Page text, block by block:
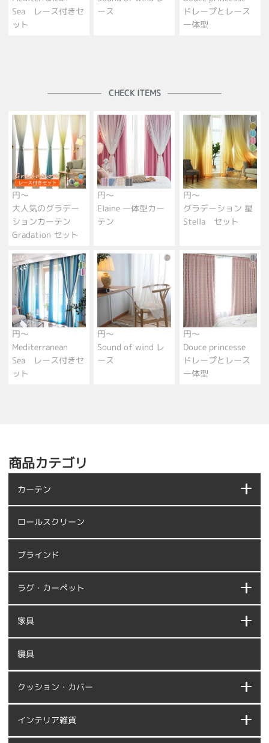
Sea レース付きセ
ット
ース
ドレープとレース
一体型
CHECK ITEMS
円～
大人気のグラデー
ションカーテン
Gradation セット
円～
Elaine 一体型カー
テン
円～
グラデーション 星
Stella セット
円～
Mediterranean
Sea レース付きセ
ット
円～
Sound of wind レ
ース
円～
Douce princesse
ドレープとレース
一体型
商品カテゴリ
カーテン
ロールスクリーン
ブラインド
ラグ・カーペット
家具
寝具
クッション・カバー
インテリア雑貨